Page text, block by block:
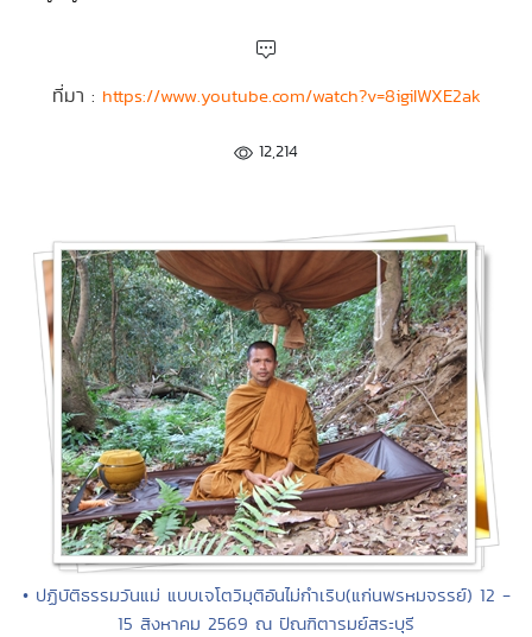
ที่มา : https://www.youtube.com/watch?v=8igiIWXE2ak
12,214
• ปฏิบัติธรรมวันแม่ แบบเจโตวิมุติอันไม่กำเริบ(แก่นพรหมจรรย์) 12 -
15 สิงหาคม 2569 ณ ปัณฑิตารมย์สระบุรี